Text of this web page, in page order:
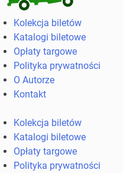
Kolekcja
biletów
komunikacji
miejskiej
kolejowych
Kolekcja biletów
Katalogi biletowe
Opłaty targowe
Polityka prywatności
O Autorze
Kontakt
Kolekcja biletów
Katalogi biletowe
Opłaty targowe
Polityka prywatności